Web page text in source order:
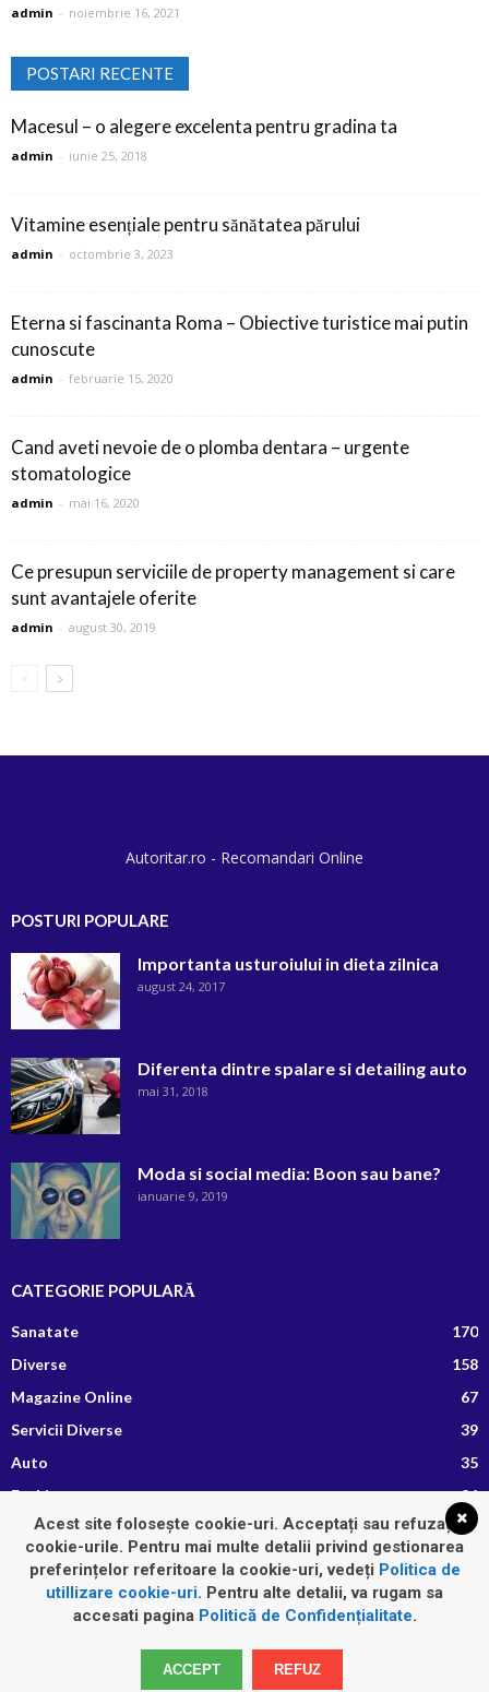
admin - noiembrie 16, 2021
POSTARI RECENTE
Macesul – o alegere excelenta pentru gradina ta
admin - iunie 25, 2018
Vitamine esențiale pentru sănătatea părului
admin - octombrie 3, 2023
Eterna si fascinanta Roma – Obiective turistice mai putin
cunoscute
admin - februarie 15, 2020
Cand aveti nevoie de o plomba dentara – urgente
stomatologice
admin - mai 16, 2020
Ce presupun serviciile de property management si care
sunt avantajele oferite
admin - august 30, 2019
Autoritar.ro - Recomandari Online
POSTURI POPULARE
Importanta usturoiului in dieta zilnica
august 24, 2017
Diferenta dintre spalare si detailing auto
mai 31, 2018
Moda si social media: Boon sau bane?
ianuarie 9, 2019
CATEGORIE POPULARĂ
Sanatate
170
Diverse
158
Magazine Online
67
Servicii Diverse
39
Auto
35
Fashion
26
Afaceri si Finante
13
Retete Culinare
Diverse Fashion Imobiliare
Servicii Diverse
Acest site folosește cookie-uri. Acceptați sau refuzați
cookie-urile. Pentru mai multe detalii privind gestionarea
preferințelor referitoare la cookie-uri, vedeți Politica de
utillizare cookie-uri. Pentru alte detalii, va rugam sa
accesati pagina Politică de Confidențialitate.
ACCEPT REFUZ